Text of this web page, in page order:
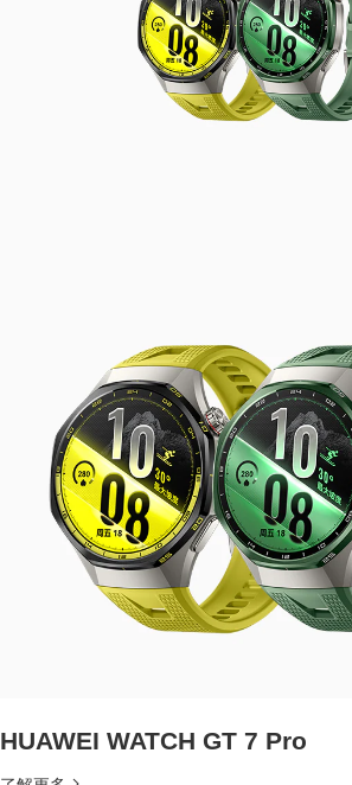
HUAWEI WATCH GT 7 Pro